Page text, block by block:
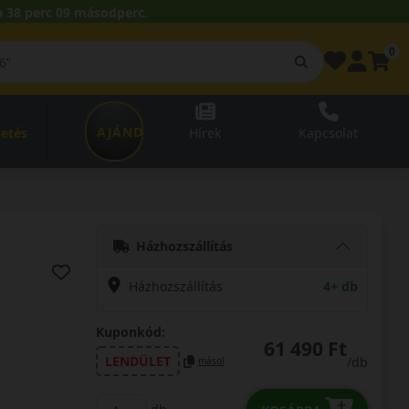
38 perc 08 másodperc.
AJÁNDÉKUTALVÁNY
Házhozszállítás
Házhozszállítás 4+ db
Kuponkód:
LENDÜLET
másol 61 490 Ft
/db